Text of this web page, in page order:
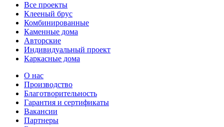
Все проекты
Клееный брус
Комбинированные
Каменные дома
Авторские
Индивидуальный проект
Каркасные дома
О нас
Производство
Благотворительность
Гарантия и сертификаты
Вакансии
Партнеры